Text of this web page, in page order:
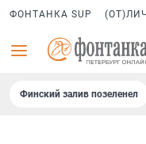
ФОНТАНКА SUP
Финский залив позеленел